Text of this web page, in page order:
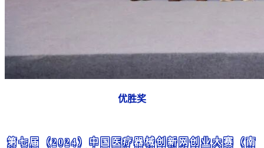
优胜奖
第七届（2024）中国医疗器械创新网创业大赛（南